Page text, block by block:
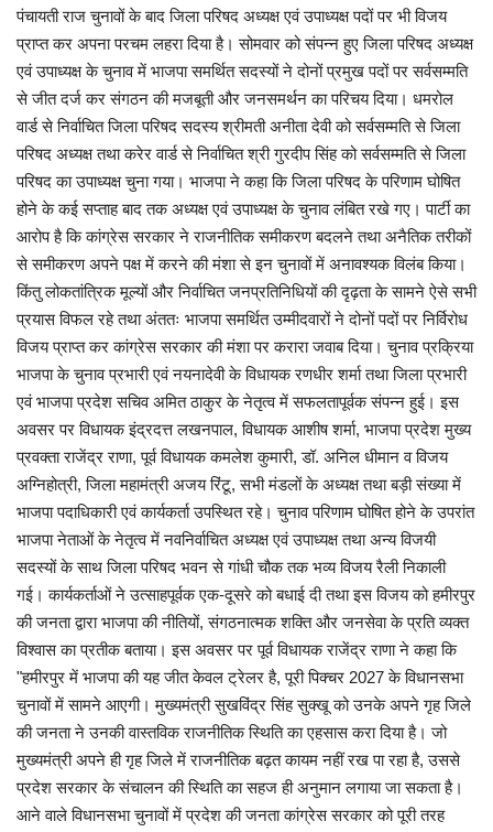
पंचायती राज चुनावों के बाद जिला परिषद अध्यक्ष एवं उपाध्यक्ष पदों पर भी विजय
प्राप्त कर अपना परचम लहरा दिया है। सोमवार को संपन्न हुए जिला परिषद अध्यक्ष
एवं उपाध्यक्ष के चुनाव में भाजपा समर्थित सदस्यों ने दोनों प्रमुख पदों पर सर्वसम्मति
से जीत दर्ज कर संगठन की मजबूती और जनसमर्थन का परिचय दिया। धमरोल
वार्ड से निर्वाचित जिला परिषद सदस्य श्रीमती अनीता देवी को सर्वसम्मति से जिला
परिषद अध्यक्ष तथा करेर वार्ड से निर्वाचित श्री गुरदीप सिंह को सर्वसम्मति से जिला
परिषद का उपाध्यक्ष चुना गया। भाजपा ने कहा कि जिला परिषद के परिणाम घोषित
होने के कई सप्ताह बाद तक अध्यक्ष एवं उपाध्यक्ष के चुनाव लंबित रखे गए। पार्टी का
आरोप है कि कांग्रेस सरकार ने राजनीतिक समीकरण बदलने तथा अनैतिक तरीकों
से समीकरण अपने पक्ष में करने की मंशा से इन चुनावों में अनावश्यक विलंब किया।
किंतु लोकतांत्रिक मूल्यों और निर्वाचित जनप्रतिनिधियों की दृढ़ता के सामने ऐसे सभी
प्रयास विफल रहे तथा अंततः भाजपा समर्थित उम्मीदवारों ने दोनों पदों पर निर्विरोध
विजय प्राप्त कर कांग्रेस सरकार की मंशा पर करारा जवाब दिया। चुनाव प्रक्रिया
भाजपा के चुनाव प्रभारी एवं नयनादेवी के विधायक रणधीर शर्मा तथा जिला प्रभारी
एवं भाजपा प्रदेश सचिव अमित ठाकुर के नेतृत्व में सफलतापूर्वक संपन्न हुई। इस
अवसर पर विधायक इंद्रदत्त लखनपाल, विधायक आशीष शर्मा, भाजपा प्रदेश मुख्य
प्रवक्ता राजेंद्र राणा, पूर्व विधायक कमलेश कुमारी, डॉ. अनिल धीमान व विजय
अग्निहोत्री, जिला महामंत्री अजय रिंटू, सभी मंडलों के अध्यक्ष तथा बड़ी संख्या में
भाजपा पदाधिकारी एवं कार्यकर्ता उपस्थित रहे। चुनाव परिणाम घोषित होने के उपरांत
भाजपा नेताओं के नेतृत्व में नवनिर्वाचित अध्यक्ष एवं उपाध्यक्ष तथा अन्य विजयी
सदस्यों के साथ जिला परिषद भवन से गांधी चौक तक भव्य विजय रैली निकाली
गई। कार्यकर्ताओं ने उत्साहपूर्वक एक-दूसरे को बधाई दी तथा इस विजय को हमीरपुर
की जनता द्वारा भाजपा की नीतियों, संगठनात्मक शक्ति और जनसेवा के प्रति व्यक्त
विश्वास का प्रतीक बताया। इस अवसर पर पूर्व विधायक राजेंद्र राणा ने कहा कि
"हमीरपुर में भाजपा की यह जीत केवल ट्रेलर है, पूरी पिक्चर 2027 के विधानसभा
चुनावों में सामने आएगी। मुख्यमंत्री सुखविंद्र सिंह सुक्खू को उनके अपने गृह जिले
की जनता ने उनकी वास्तविक राजनीतिक स्थिति का एहसास करा दिया है। जो
मुख्यमंत्री अपने ही गृह जिले में राजनीतिक बढ़त कायम नहीं रख पा रहा है, उससे
प्रदेश सरकार के संचालन की स्थिति का सहज ही अनुमान लगाया जा सकता है।
आने वाले विधानसभा चुनावों में प्रदेश की जनता कांग्रेस सरकार को पूरी तरह